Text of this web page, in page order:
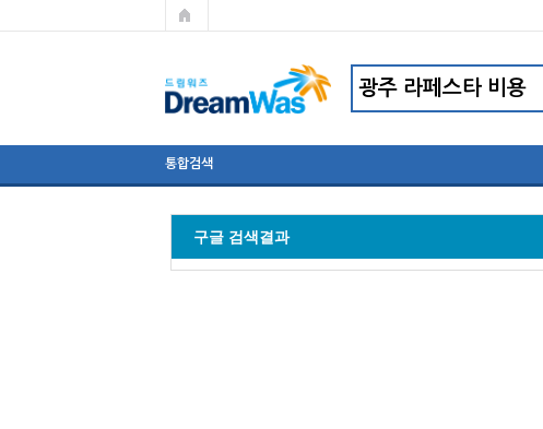
통합검색
구글 검색결과